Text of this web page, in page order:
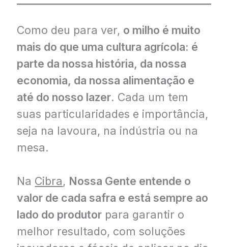
Como deu para ver, o milho é muito
mais do que uma cultura agrícola: é
parte da nossa história, da nossa
economia, da nossa alimentação e
até do nosso lazer. Cada um tem
suas particularidades e importância,
seja na lavoura, na indústria ou na
mesa.
Na Cibra, Nossa Gente entende o
valor de cada safra e está sempre ao
lado do produtor para garantir o
melhor resultado, com soluções